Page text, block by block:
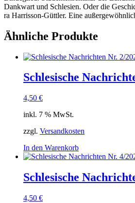
Dank­wart und Schle­si­en. Oder die
ra Har­ris­son-Gütt­ler. Eine
Ähnliche Produkte
Schlesische
4,50 €
inkl. 7 % MwSt.
zzgl. Versandkosten
In den Warenkorb
Schlesische
4,50 €